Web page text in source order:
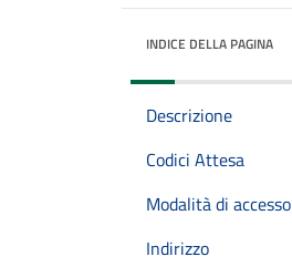
INDICE DELLA PAGINA
Descrizione
Codici Attesa
Modalità di accesso
Indirizzo